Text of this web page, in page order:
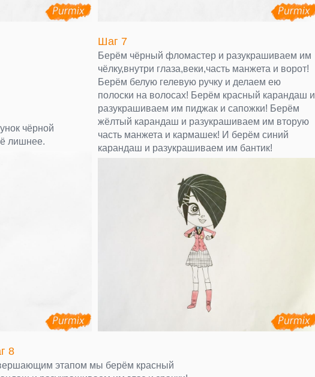
чёрной
лишнее.
Шаг 7
Берём чёрный фломастер и разукрашиваем им
чёлку,внутри глаза,веки,часть манжета и ворот!
Берём белую гелевую ручку и делаем ею
полоски на волосах! Берём красный карандаш и
разукрашиваем им пиджак и сапожки! Берём
жёлтый карандаш и разукрашиваем им вторую
часть манжета и кармашек! И берём синий
карандаш и разукрашиваем им бантик!
8
этапом мы берём красный